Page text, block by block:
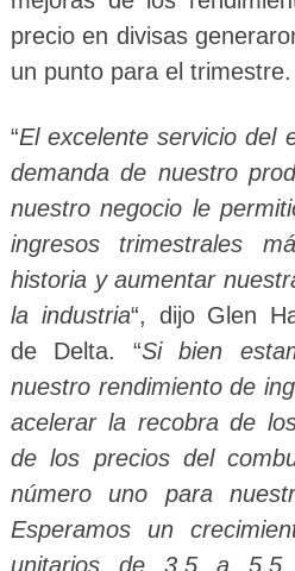
precio en divisas
un punto para el trimestre.
“El excelente servicio del
demanda de nuestro
nuestro negocio le
ingresos trimestrales
historia y aumentar
la industria“, dijo Glen
de Delta. “Si bien
nuestro rendimiento de
acelerar la recobra de
de los precios del
número uno para
Esperamos un
unitarios de 3,5 a